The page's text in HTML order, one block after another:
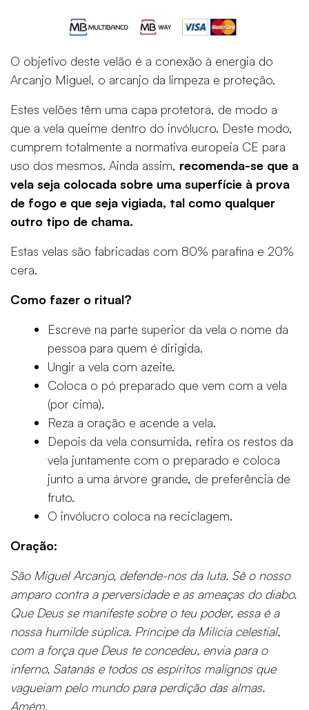
O objetivo deste velão é a conexão à energia do
Arcanjo Miguel, o arcanjo da limpeza e proteção.
Estes velões têm uma capa protetora, de modo a
que a vela queime dentro do invólucro. Deste modo,
cumprem totalmente a normativa europeia CE para
uso dos mesmos. Ainda assim, recomenda-se que a
vela seja colocada sobre uma superfície à prova
de fogo e que seja vigiada, tal como qualquer
outro tipo de chama.
Estas velas são fabricadas com 80% parafina e 20%
cera.
Como fazer o ritual?
Escreve na parte superior da vela o nome da
pessoa para quem é dirigida.
Ungir a vela com azeite.
Coloca o pó preparado que vem com a vela
(por cima).
Reza a oração e acende a vela.
Depois da vela consumida, retira os restos da
vela juntamente com o preparado e coloca
junto a uma árvore grande, de preferência de
fruto.
O invólucro coloca na reciclagem.
Oração:
São Miguel Arcanjo, defende-nos da luta. Sê o nosso
amparo contra a perversidade e as ameaças do diabo.
Que Deus se manifeste sobre o teu poder, essa é a
nossa humilde súplica. Príncipe da Milícia celestial,
com a força que Deus te concedeu, envia para o
inferno, Satanás e todos os espíritos malignos que
vagueiam pelo mundo para perdição das almas.
Amém.